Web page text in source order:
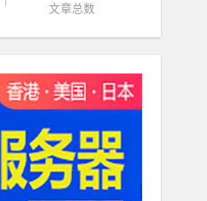
文章总数